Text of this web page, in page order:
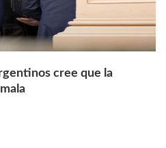
cree que la